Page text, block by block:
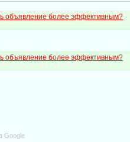
объявление более эффективным?
объявление более эффективным?
Google